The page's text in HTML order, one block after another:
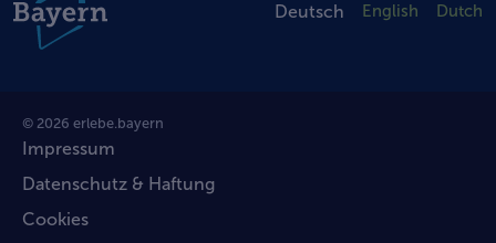
Deutsch English Dutch
© 2026 erlebe.bayern
Impressum
Datenschutz & Haftung
Cookies